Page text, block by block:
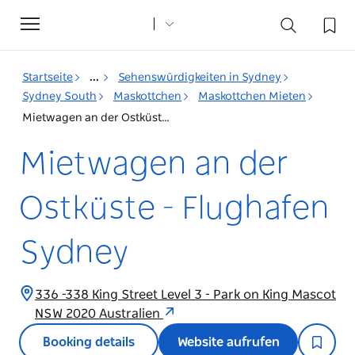
Toggle
navigation
Startseite ...
Sehenswürdigkeiten in Sydney
Sydney South
Maskottchen
Maskottchen Mieten
Mietwagen an der Ostküste - Flughafen Sydney
Mietwagen an der
Ostküste - Flughafen
Sydney
336 -338 King Street Level 3 - Park on King Mascot
NSW 2020 Australien
Booking details Website aufrufen